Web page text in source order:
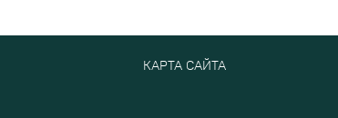
КАРТА САЙТА